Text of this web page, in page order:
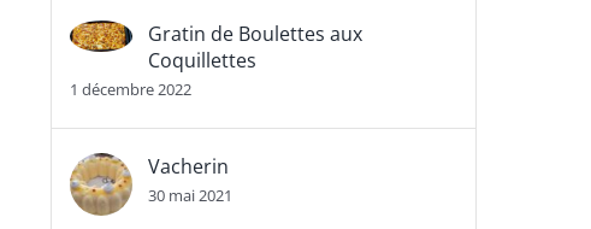
Gratin de Boulettes aux
Coquillettes
1 décembre 2022
Vacherin
30 mai 2021